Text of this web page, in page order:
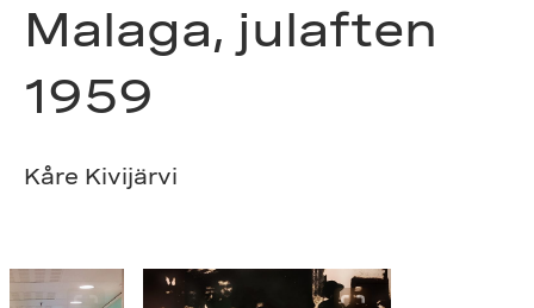
Malaga, julaften
1959
Kåre Kivijärvi